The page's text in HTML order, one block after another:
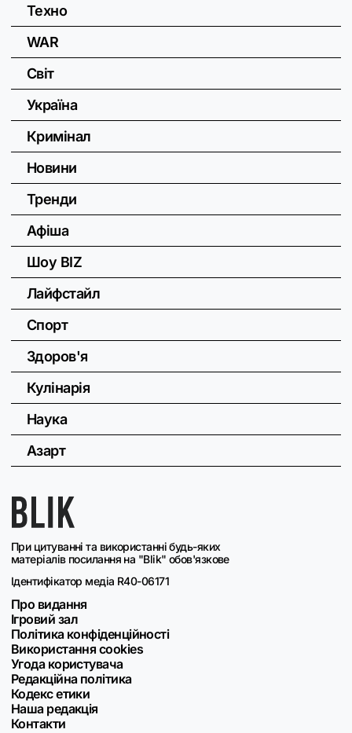
При цитуванні та використанні будь-яких
матеріалів посилання на "Blik" обов'язкове
Ідентифікатор медіа R40-06171
Про видання
Ігровий зал
Політика конфіденційності
Використання cookies
Угода користувача
Редакційна політика
Кодекс етики
Наша редакція
Контакти
Техно
WAR
Світ
Україна
Кримінал
Новини
Тренди
Афіша
Шоу BIZ
Лайфстайл
Спорт
Здоров'я
Кулінарія
Наука
Азарт